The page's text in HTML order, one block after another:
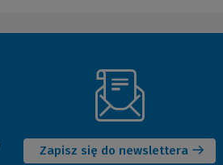
Zapisz się do newslettera
okno)